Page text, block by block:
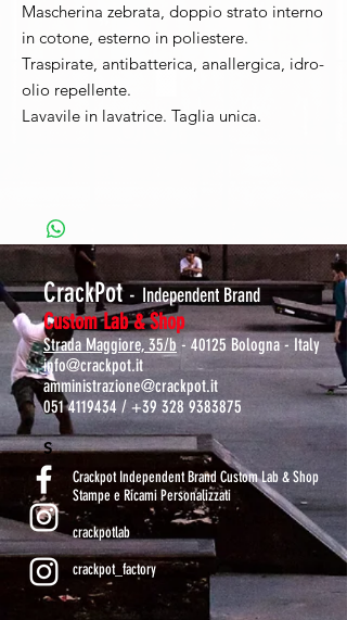
Mascherina zebrata, doppio strato interno
in cotone, esterno in poliestere.
Traspirate, antibatterica, anallergica, idro-
olio repellente.
Lavavile in lavatrice. Taglia unica.
CrackPot- Independent Brand
Custom Lab & Shop
Strada Maggiore, 35/b- 40125 Bologna - Italy
info@crackpot.it
amministrazione@crackpot.it
051 4119434 /+39 328 9383875
S
Crackpot Independent Brand Custom Lab & Shop
Stampe e Ricami Personalizzati
crackpotlab
crackpot_factory